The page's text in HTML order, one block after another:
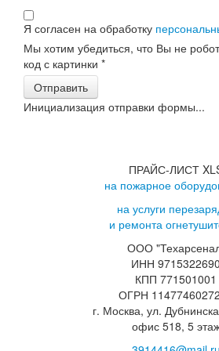
Я согласен на обработку
Мы хотим убедиться, что Вы не
код с картинки *
Отправить
Инициализация отправки формы...
ПРАЙС-ЛИСТ
на пожарное
на услуги
и ремонта
ООО
ИНН 9715322690
КПП 771501001
ОГРН
г. Москва, ул.
офис 518, 5